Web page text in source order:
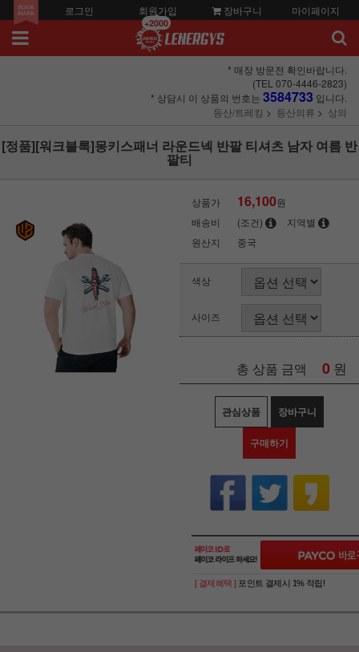
로그인 회원가입
+2000
장바구니 마이페이지
* 매장 방문전 확인바랍니다.
(TEL 070-4446-2823)
* 상담시 이 상품의 번호는 3584733 입니다.
등산/트레킹
등산의류 상의
[정품][워크블록]몽키스패너 라운드넥 반팔 티셔츠 남자 여름 반
팔티
상품가 16,100원
배송비
(조건)
지역별
원산지
중국
색상
사이즈
총 상품 금액 0 원
관심상품 장바구니
구매하기
[ 결제혜택 ] 포인트 결제시 1% 적립!